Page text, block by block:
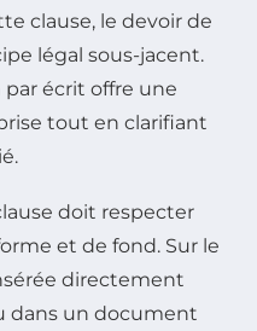
clause, le devoir de
légal sous-jacent.
écrit offre une
tout en clarifiant
doit respecter
et de fond. Sur le
directement
dans un document